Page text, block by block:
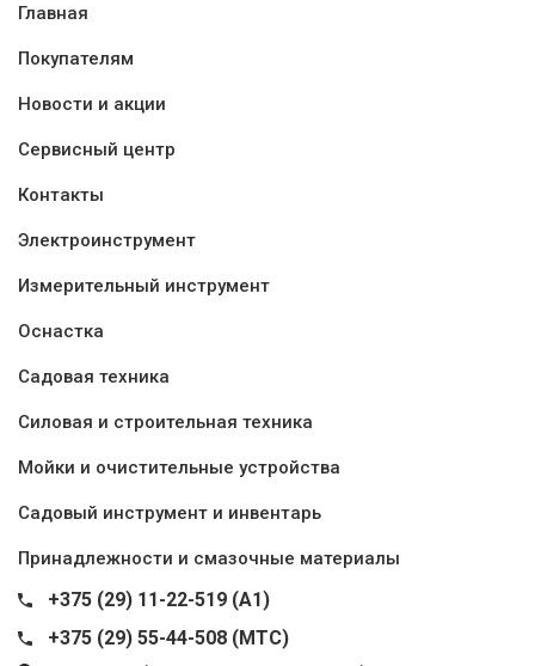
Главная
Покупателям
Новости и акции
Сервисный центр
Контакты
Электроинструмент
Измерительный инструмент
Оснастка
Садовая техника
Силовая и строительная техника
Мойки и очистительные устройства
Садовый инструмент и инвентарь
Принадлежности и смазочные материалы
+375 (29) 11-22-519 (A1)
+375 (29) 55-44-508 (MTC)